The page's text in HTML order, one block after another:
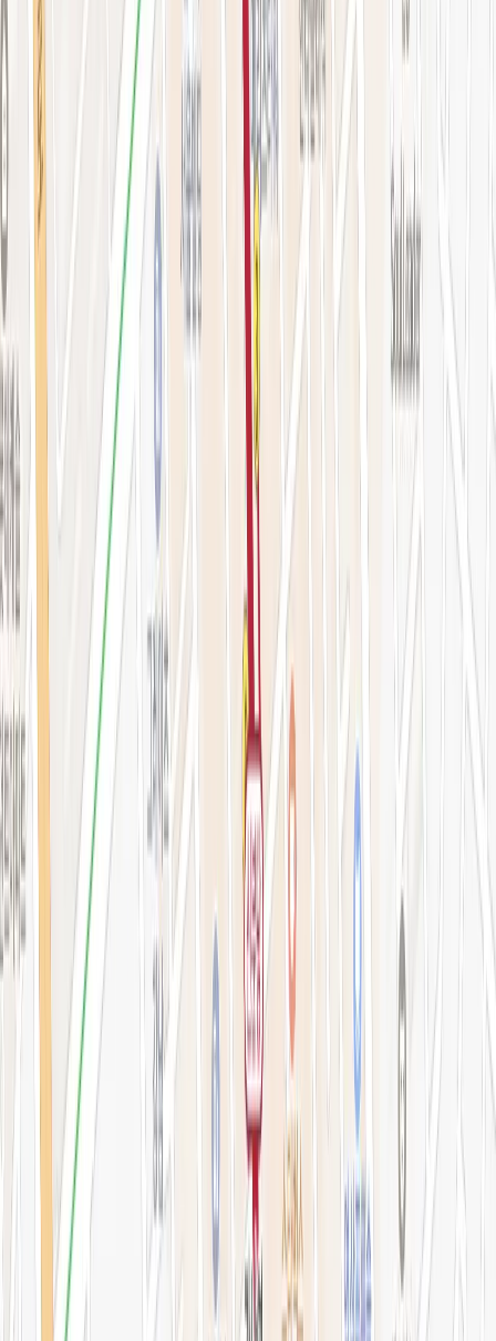
시술 예약하기
예약 확인·취소
지난 예약 조회